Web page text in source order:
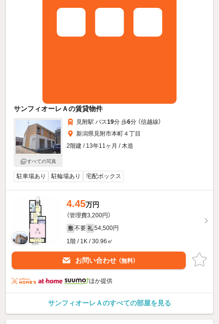
サンフィオーレＡの賃貸物件
すべての写真
見附駅 バス19分 歩6分 （信越線）
新潟県見附市本町４丁目
2階建 / 13年11ヶ月 / 木造
駐車場あり 駐輪場あり 宅配ボックス
4.45万円
（管理費3,200円）
敷 不要 礼 54,500円
1階 / 1K / 30.96㎡
お問い合わせ （無料）
ほか提供
サンフィオーレＡのすべての部屋を見る